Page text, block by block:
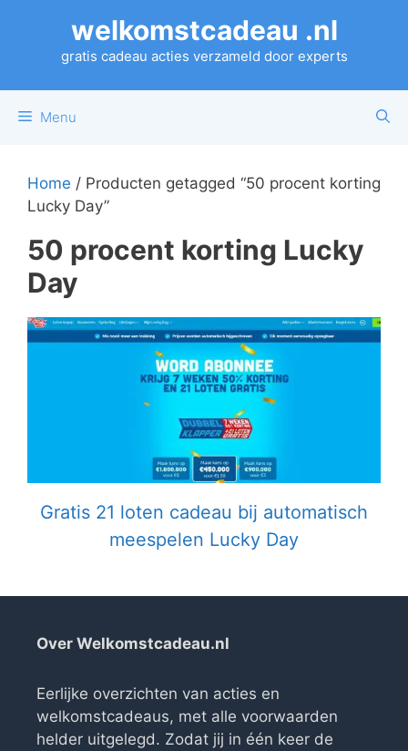
welkomstcadeau .nl
gratis cadeau acties verzameld door experts
Menu
Home / Producten getagged “50 procent korting
Lucky Day”
50 procent korting Lucky
Day
Gratis 21 loten cadeau bij automatisch
meespelen Lucky Day
Over Welkomstcadeau.nl
Eerlijke overzichten van acties en
welkomstcadeaus, met alle voorwaarden
helder uitgelegd. Zodat jij in één keer de